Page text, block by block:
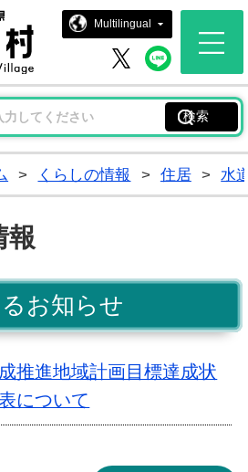
中島村ホ
Multilingual
中島村 X中島
> くらしの情報 > 住居 > 水
報
お知らせ
推進地域計画目標達成状
について